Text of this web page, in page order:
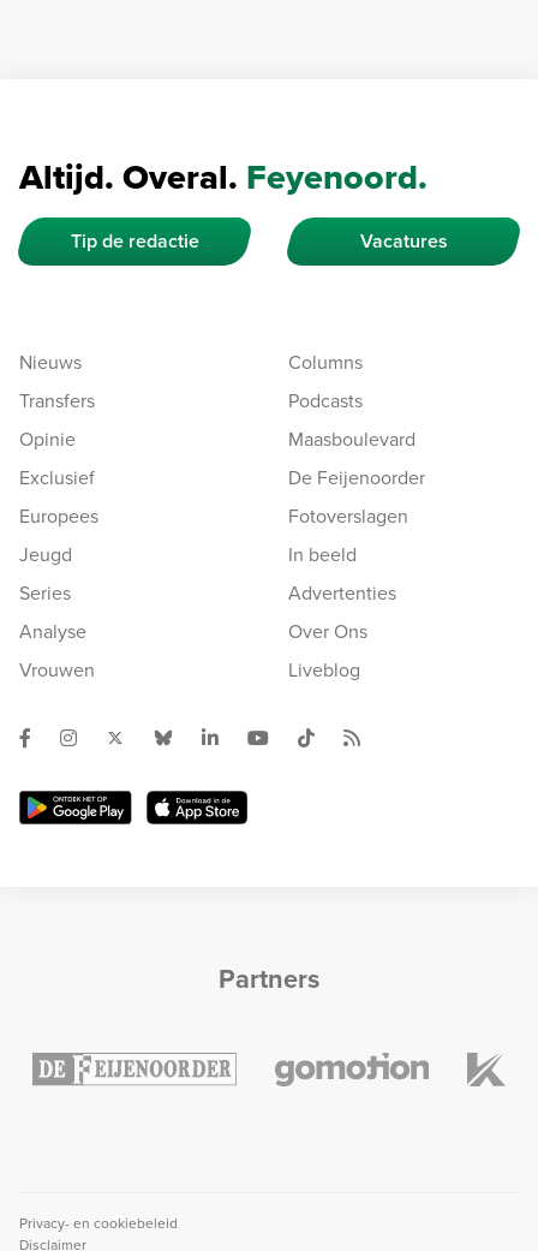
Altijd. Overal. Feyenoord.
Tip de redactie Vacatures
Nieuws
Transfers
Opinie
Exclusief
Europees
Jeugd
Series
Analyse
Vrouwen
Columns
Podcasts
Maasboulevard
De Feijenoorder
Fotoverslagen
In beeld
Advertenties
Over Ons
Liveblog
Partners
Privacy- en cookiebeleid
Disclaimer